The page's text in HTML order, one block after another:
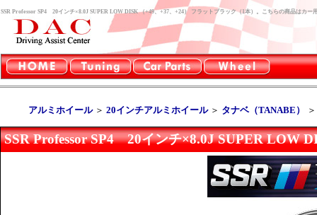
SSR Professor SP4 20インチ×8.0J SUPER LOW DISK （+49、+37、+24） フラットブラック（1本）。こちらの商品はカー
アルミホイール＞ 20インチアルミホイール＞ タナベ（TANABE）
SSR Professor SP4 20インチ×8.0J SUPER LOW